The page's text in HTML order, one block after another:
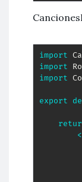
import
import
import
export
<